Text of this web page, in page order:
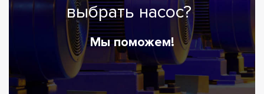
выбрать насос?
Мы поможем!